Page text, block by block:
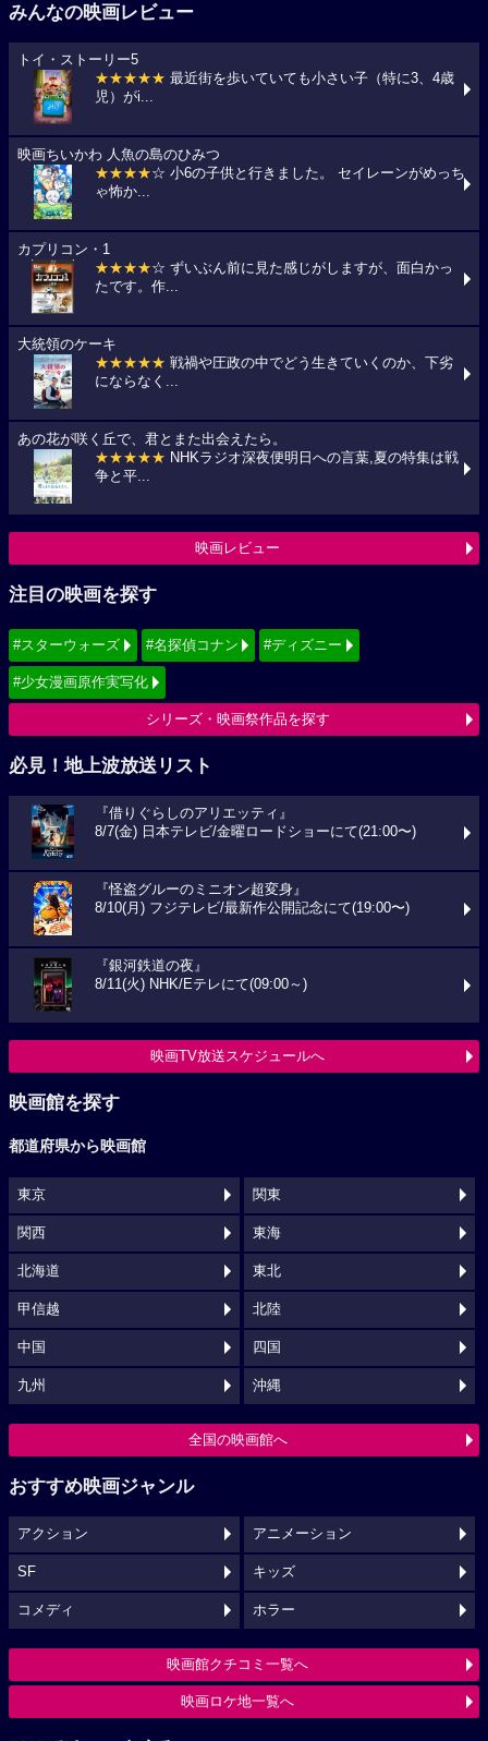
みんなの映画レビュー
トイ・ストーリー5
★★★★★ 最近街を歩いていても小さい子（特に3、4歳
児）がi...
映画ちいかわ 人魚の島のひみつ
★★★★☆ 小6の子供と行きました。 セイレーンがめっち
ゃ怖か...
カプリコン・1
★★★★☆ ずいぶん前に見た感じがしますが、面白かっ
たです。作...
大統領のケーキ
★★★★★ 戦禍や圧政の中でどう生きていくのか、下劣
にならなく...
あの花が咲く丘で、君とまた出会えたら。
★★★★★ NHKラジオ深夜便明日への言葉,夏の特集は戦
争と平...
映画レビュー
注目の映画を探す
#スターウォーズ #名探偵コナン #ディズニー
#少女漫画原作実写化
シリーズ・映画祭作品を探す
必見！地上波放送リスト
『借りぐらしのアリエッティ』
8/7(金) 日本テレビ/金曜ロードショーにて(21:00〜)
『怪盗グルーのミニオン超変身』
8/10(月) フジテレビ/最新作公開記念にて(19:00〜)
『銀河鉄道の夜』
8/11(火) NHK/Eテレにて(09:00～)
映画TV放送スケジュールへ
映画館を探す
都道府県から映画館
東京 関東
関西 東海
北海道 東北
甲信越 北陸
中国 四国
九州 沖縄
全国の映画館へ
おすすめ映画ジャンル
アクション アニメーション
SF キッズ
コメディ ホラー
映画館クチコミ一覧へ
映画ロケ地一覧へ